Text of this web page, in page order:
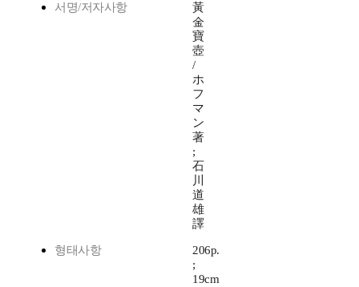
서명/저자사항
黃
金
寶
壺
/
ホ
フ
マ
ン
著
;
石
川
道
雄
譯
형태사항
206p.
;
19cm